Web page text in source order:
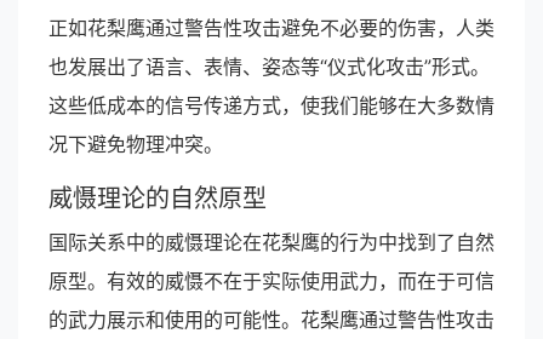
正如花梨鹰通过警告性攻击避免不必要的伤害，人类
也发展出了语言、表情、姿态等“仪式化攻击”形式。
这些低成本的信号传递方式，使我们能够在大多数情
况下避免物理冲突。
威慑理论的自然原型
国际关系中的威慑理论在花梨鹰的行为中找到了自然
原型。有效的威慑不在于实际使用武力，而在于可信
的武力展示和使用的可能性。花梨鹰通过警告性攻击